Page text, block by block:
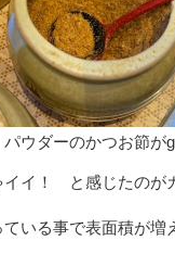
パウダーのかつお節が
イイ！ と感じたのが
いる事で表面積が増